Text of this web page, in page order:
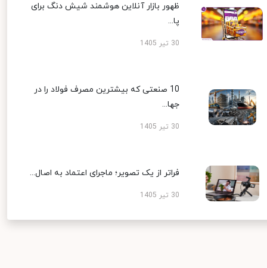
ظهور بازار آنلاین هوشمند شیش دنگ برای
پا...
30 تیر 1405
10 صنعتی که بیشترین مصرف فولاد را در
جها...
30 تیر 1405
فراتر از یک تصویر؛ ماجرای اعتماد به اصال...
30 تیر 1405